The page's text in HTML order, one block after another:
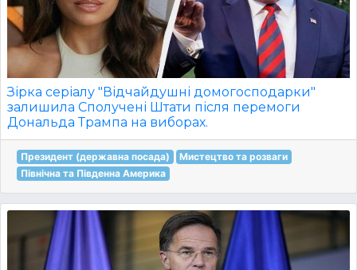
Зірка серіалу "Відчайдушні домогосподарки"
залишила Сполучені Штати після перемоги
Дональда Трампа на виборах.
Президент (державна посада)
Мистецтво та розваги
Північна та Південна Америка